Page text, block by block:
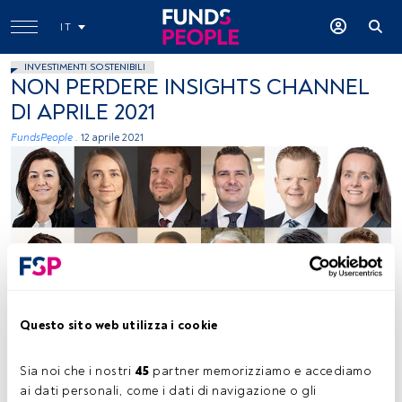
Questo sito web utilizza i cookie
Sia noi che i nostri 45 partner memorizziamo e accediamo
ai dati personali, come i dati di navigazione o gli
IT
INVESTIMENTI SOSTENIBILI
NON PERDERE INSIGHTS CHANNEL
DI APRILE 2021
FundsPeople . 12 aprile 2021
Tempo di lettura:1 min.